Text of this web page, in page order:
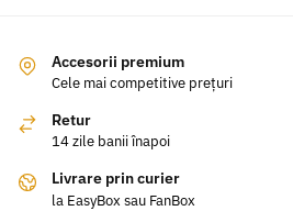
Accesorii premium
Cele mai competitive prețuri
Retur
14 zile banii înapoi
Livrare prin curier
la EasyBox sau FanBox